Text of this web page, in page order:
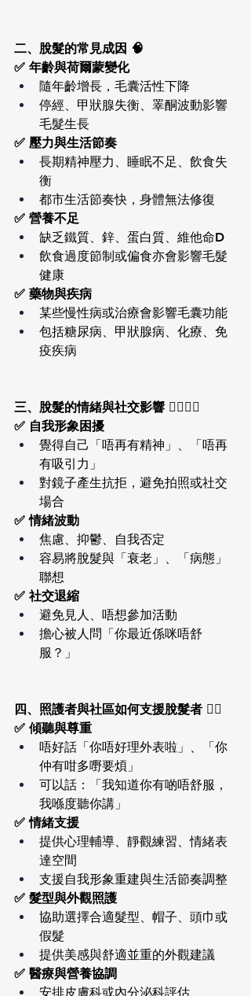
二、脫髮的常見成因 🧠
✅ 年齡與荷爾蒙變化
隨年齡增長，毛囊活性下降
停經、甲狀腺失衡、睪酮波動影響
毛髮生長
✅ 壓力與生活節奏
長期精神壓力、睡眠不足、飲食失
衡
都市生活節奏快，身體無法修復
✅ 營養不足
缺乏鐵質、鋅、蛋白質、維他命D
飲食過度節制或偏食亦會影響毛髮
健康
✅ 藥物與疾病
某些慢性病或治療會影響毛囊功能
包括糖尿病、甲狀腺病、化療、免
疫疾病
三、脫髮的情緒與社交影響 🧍‍♀️🧍‍♂️
✅ 自我形象困擾
覺得自己「唔再有精神」、「唔再
有吸引力」
對鏡子產生抗拒，避免拍照或社交
場合
✅ 情緒波動
焦慮、抑鬱、自我否定
容易將脫髮與「衰老」、「病態」
聯想
✅ 社交退縮
避免見人、唔想參加活動
擔心被人問「你最近係咪唔舒
服？」
四、照護者與社區如何支援脫髮者 🧑‍⚕️
✅ 傾聽與尊重
唔好話「你唔好理外表啦」、「你
仲有咁多嘢要煩」
可以話：「我知道你有啲唔舒服，
我喺度聽你講」
✅ 情緒支援
提供心理輔導、靜觀練習、情緒表
達空間
支援自我形象重建與生活節奏調整
✅ 髮型與外觀照護
協助選擇合適髮型、帽子、頭巾或
假髮
提供美感與舒適並重的外觀建議
✅ 醫療與營養協調
安排皮膚科或內分泌科評估